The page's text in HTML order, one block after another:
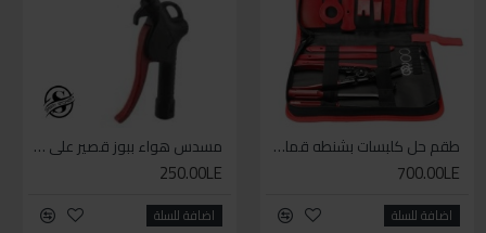
طقم حل كلبسات بشنطه قماش ١٩ قطعه للخدمات الشاقه
700.00LE
اضافة للسلة
طقم مبرد 6قطع
75.00LE
اضافة للسلة
طقم حل كلبسات بشنطه قماش ١٩ قطعه للخدمات الشاقه
700.00LE
اضافة للسلة
مسدس هواء ببوز قصير على كارت
250.00LE
اضافة للسلة